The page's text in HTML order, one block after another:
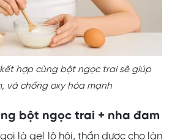
hợp cùng bột ngọc trai sẽ giúp
và chống oxy hóa mạnh
bột ngọc trai + nha đam
là gel lô hội, thần dược cho làn